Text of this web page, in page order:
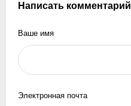
Написать комментарий
Ваше имя
Электронная почта